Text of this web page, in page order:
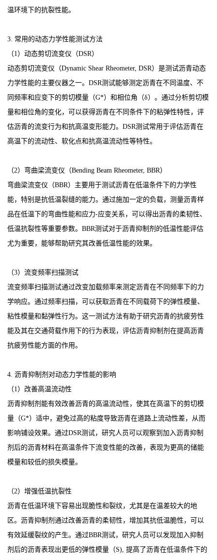
温环境下的抗裂性能。
3. 常用的动态力学性能测试方法
（1）动态剪切流变仪（DSR）
动态剪切流变仪（Dynamic Shear Rheometer, DSR）是测试沥青动态
力学性能的主要仪器之一。DSR测试能够测定沥青在不同温度、不
同频率和应变下的剪切模量（G*）和相位角（δ）。通过分析剪切模
量和相位角的变化，可以获得沥青在不同条件下的粘弹性特性，评
估沥青的流变行为和抗高温变形能力。DSR测试常用于评估沥青在
高温下的流动性、软化点和抗高温流动性等特性。
（2）弯曲梁流变仪（Bending Beam Rheometer, BBR）
弯曲梁流变仪（BBR）主要用于测试沥青在低温条件下的力学性
能，特别是抗低温裂缝的能力。通过施加一定的负载，测量沥青样
品在低温下的弯曲性能和应力-应变关系，可以得出沥青的柔韧性、
低温抗裂性等重要参数。BBR测试对于沥青抑制剂的低温性能评估
尤为重要，能够帮助研究其改善低温性能的效果。
（3）流变频率扫描测试
流变频率扫描测试通过改变加载频率来测定沥青在不同频率下的力
学响应。通过频率扫描，可以获取沥青在不同载荷下的弹性模量、
粘性模量和黏弹性行为。这一测试方法有助于研究沥青的抗疲劳性
能及其在交通荷载作用下的行为表现，评估沥青抑制剂在提高沥青
抗疲劳性能方面的作用。
4. 沥青抑制剂对动态力学性能的影响
（1）改善高温流动性
沥青抑制剂能有效改善沥青的高温流动性，使其在高温下的剪切模
量（G*）适中，避免过高的粘度导致沥青在道路上流动性差，从而
影响铺设效果。通过DSR测试，研究人员可以观察到加入沥青抑制
剂后的沥青材料在高温条件下流变性能的改善，表现为更高的储能
模量和较低的损失模量。
（2）增强低温抗裂性
沥青在低温环境下容易出现脆性和裂纹，尤其是在温差较大的地
区。沥青抑制剂通过改善沥青的柔韧性，增加其抗低温脆性，可以
有效延缓裂纹的产生。通过BBR测试，研究人员可以发现加入抑制
剂后的沥青表现出更低的弹性模量（S), 提高了沥青在低温条件下的